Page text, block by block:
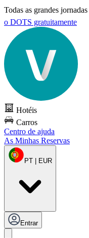
Todas as grandes jornadas
o DOTS gratuitamente
Hotéis
Carros
Centro de ajuda
As Minhas Reservas
PT | EUR
Entrar